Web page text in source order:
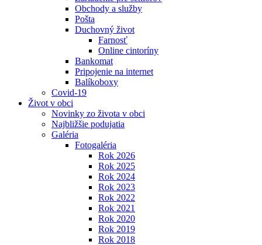
Obchody a služby
Pošta
Duchovný život
Farnosť
Online cintoríny
Bankomat
Pripojenie na internet
Balíkoboxy
Covid-19
Život v obci
Novinky zo života v obci
Najbližšie podujatia
Galéria
Fotogaléria
Rok 2026
Rok 2025
Rok 2024
Rok 2023
Rok 2022
Rok 2021
Rok 2020
Rok 2019
Rok 2018